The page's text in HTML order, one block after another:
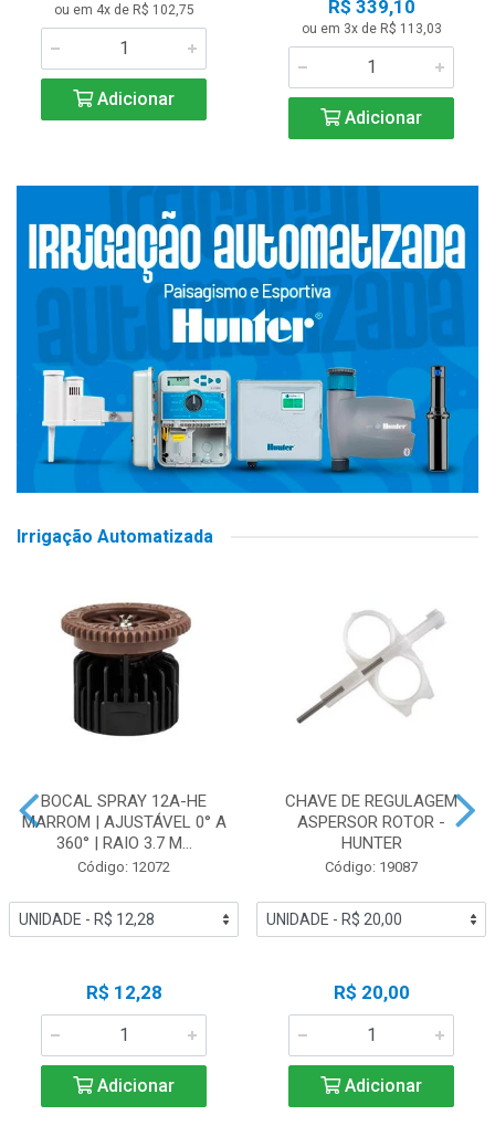
ou em 4x de R$ 102,75
Adicionar
R$ 339,10
ou em 3x de R$ 113,03
Adicionar
Irrigação Automatizada
BOCAL SPRAY 12A-HE
MARROM | AJUSTÁVEL 0° A
360° | RAIO 3.7 M...
Código: 12072
R$ 12,28
Adicionar
CHAVE DE REGULAGEM
ASPERSOR ROTOR -
HUNTER
Código: 19087
R$ 20,00
Adicionar